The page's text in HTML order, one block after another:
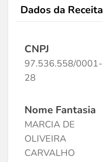
Dados da Receita
CNPJ
97.536.558/0001-
28
Nome Fantasia
MARCIA DE
OLIVEIRA
CARVALHO